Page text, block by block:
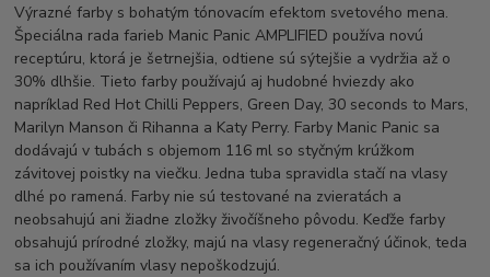
Výrazné farby s bohatým tónovacím efektom svetového mena.
Špeciálna rada farieb Manic Panic AMPLIFIED používa novú
receptúru, ktorá je šetrnejšia, odtiene sú sýtejšie a vydržia až o
30% dlhšie. Tieto farby používajú aj hudobné hviezdy ako
napríklad Red Hot Chilli Peppers, Green Day, 30 seconds to Mars,
Marilyn Manson či Rihanna a Katy Perry. Farby Manic Panic sa
dodávajú v tubách s objemom 116 ml so styčným krúžkom
závitovej poistky na viečku. Jedna tuba spravidla stačí na vlasy
dlhé po ramená. Farby nie sú testované na zvieratách a
neobsahujú ani žiadne zložky živočíšneho pôvodu. Keďže farby
obsahujú prírodné zložky, majú na vlasy regeneračný účinok, teda
sa ich používaním vlasy nepoškodzujú.